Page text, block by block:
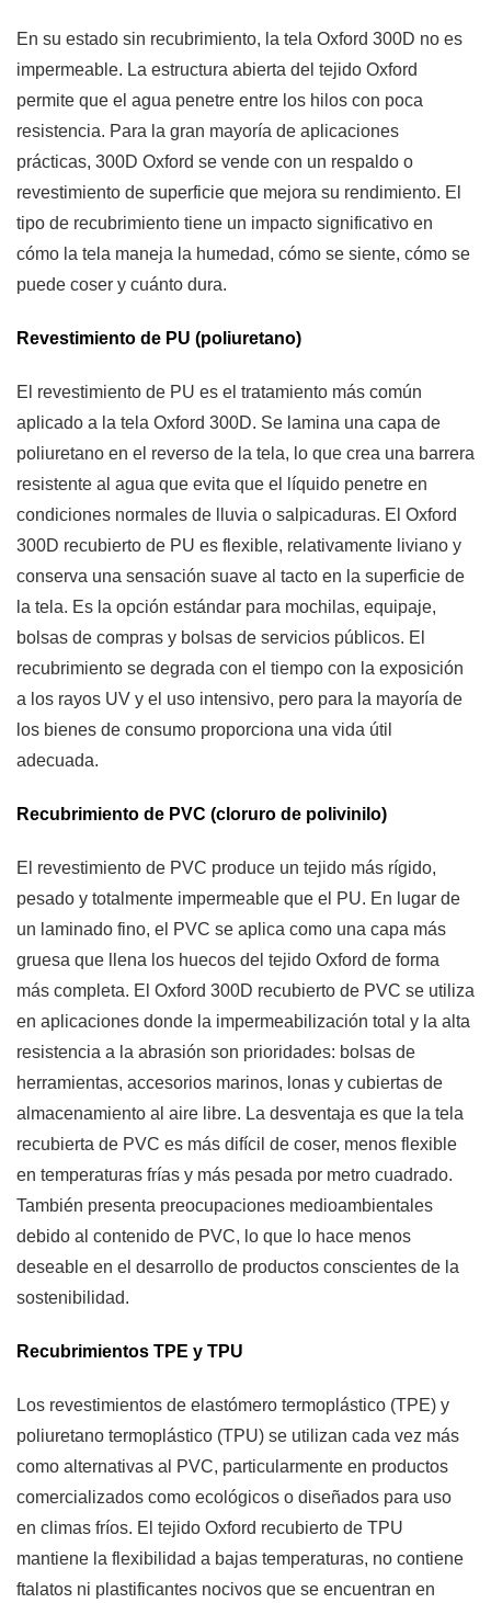
En su estado sin recubrimiento, la tela Oxford 300D no es
impermeable. La estructura abierta del tejido Oxford
permite que el agua penetre entre los hilos con poca
resistencia. Para la gran mayoría de aplicaciones
prácticas, 300D Oxford se vende con un respaldo o
revestimiento de superficie que mejora su rendimiento. El
tipo de recubrimiento tiene un impacto significativo en
cómo la tela maneja la humedad, cómo se siente, cómo se
puede coser y cuánto dura.
Revestimiento de PU (poliuretano)
El revestimiento de PU es el tratamiento más común
aplicado a la tela Oxford 300D. Se lamina una capa de
poliuretano en el reverso de la tela, lo que crea una barrera
resistente al agua que evita que el líquido penetre en
condiciones normales de lluvia o salpicaduras. El Oxford
300D recubierto de PU es flexible, relativamente liviano y
conserva una sensación suave al tacto en la superficie de
la tela. Es la opción estándar para mochilas, equipaje,
bolsas de compras y bolsas de servicios públicos. El
recubrimiento se degrada con el tiempo con la exposición
a los rayos UV y el uso intensivo, pero para la mayoría de
los bienes de consumo proporciona una vida útil
adecuada.
Recubrimiento de PVC (cloruro de polivinilo)
El revestimiento de PVC produce un tejido más rígido,
pesado y totalmente impermeable que el PU. En lugar de
un laminado fino, el PVC se aplica como una capa más
gruesa que llena los huecos del tejido Oxford de forma
más completa. El Oxford 300D recubierto de PVC se utiliza
en aplicaciones donde la impermeabilización total y la alta
resistencia a la abrasión son prioridades: bolsas de
herramientas, accesorios marinos, lonas y cubiertas de
almacenamiento al aire libre. La desventaja es que la tela
recubierta de PVC es más difícil de coser, menos flexible
en temperaturas frías y más pesada por metro cuadrado.
También presenta preocupaciones medioambientales
debido al contenido de PVC, lo que lo hace menos
deseable en el desarrollo de productos conscientes de la
sostenibilidad.
Recubrimientos TPE y TPU
Los revestimientos de elastómero termoplástico (TPE) y
poliuretano termoplástico (TPU) se utilizan cada vez más
como alternativas al PVC, particularmente en productos
comercializados como ecológicos o diseñados para uso
en climas fríos. El tejido Oxford recubierto de TPU
mantiene la flexibilidad a bajas temperaturas, no contiene
ftalatos ni plastificantes nocivos que se encuentran en